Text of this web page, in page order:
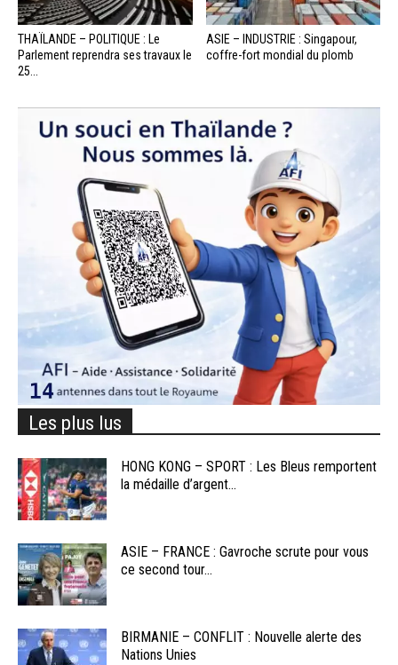
THAÏLANDE – POLITIQUE : Le
Parlement reprendra ses travaux le
25...
ASIE – INDUSTRIE : Singapour,
coffre-fort mondial du plomb
Les plus lus
HONG KONG – SPORT : Les Bleus remportent
la médaille d’argent...
ASIE – FRANCE : Gavroche scrute pour vous
ce second tour...
BIRMANIE – CONFLIT : Nouvelle alerte des
Nations Unies